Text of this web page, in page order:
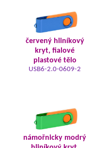
červený hliníkový
kryt, fialové
plastové tělo
USB6-2.0-0609-2
námořnicky modrý